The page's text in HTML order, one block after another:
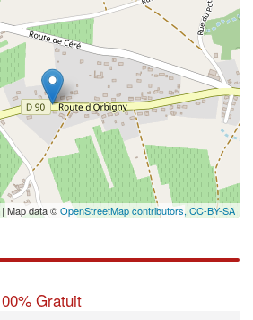
| Map data ©OpenStreetMap contributors, CC-BY-SA
Gratuit